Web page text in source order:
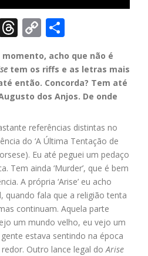
Threads
Copy
Link
acho que não é
tem os riffs e as letras mais
então. Concorda? Tem até
dos Anjos. De onde
referências distintas no
do ‘A Última Tentação de
Eu até peguei um pedaço
Tem ainda ‘Murder’, que é bem
A própria ‘Arise’ eu acho
quando fala que a religião tenta
continuam. Aquela parte
um mundo velho, eu vejo um
estava sentindo na época
Outro lance legal doArise